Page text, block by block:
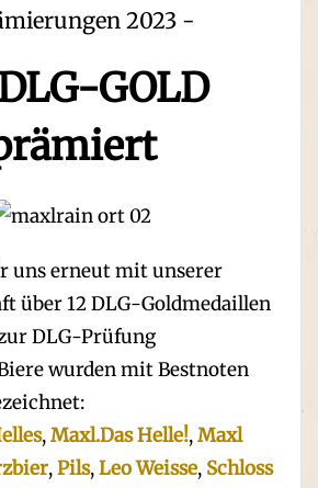
2023 -
GOLD
uns erneut mit unserer
über 12 DLG-Goldmedaillen
DLG-Prüfung
wurden mit Bestnoten
,Maxl.Das Helle!,Maxl
,Pils,Leo Weisse, Schloss